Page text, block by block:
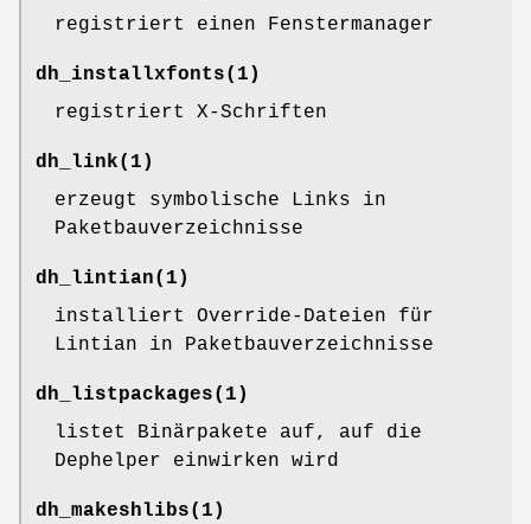
registriert einen Fenstermanager
dh_installxfonts(1)
registriert X-Schriften
dh_link(1)
erzeugt symbolische Links in
Paketbauverzeichnisse
dh_lintian(1)
installiert Override-Dateien für
Lintian in Paketbauverzeichnisse
dh_listpackages(1)
listet Binärpakete auf, auf die
Dephelper einwirken wird
dh_makeshlibs(1)